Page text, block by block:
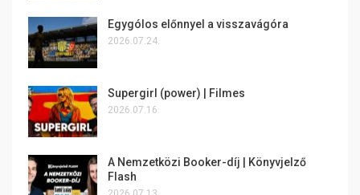
Egygólos előnnyel a visszavágóra
2026.07.24.
Supergirl (power) | Filmes
2026.07.16.
A Nemzetközi Booker-díj | Könyvjelző
Flash